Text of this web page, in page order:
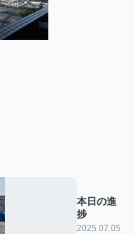
本日の進
捗
2025.07.05